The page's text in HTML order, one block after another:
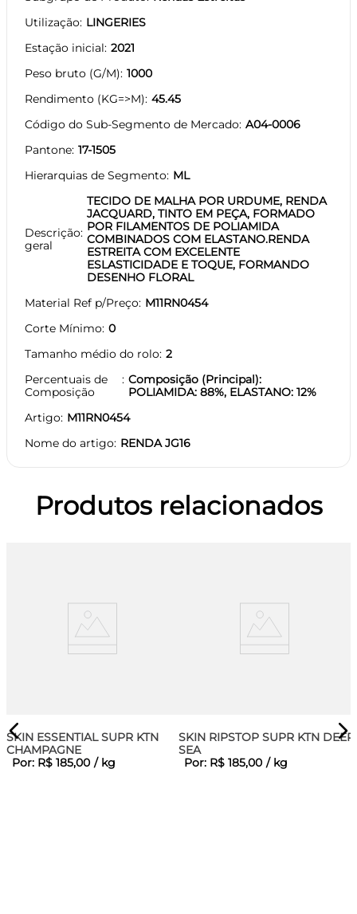
Utilização LINGERIES
Estação inicial 2021
Peso bruto (G/M) 1000
Rendimento (KG=>M) 45.45
Código do Sub-Segmento de Mercado A04-0006
Pantone 17-1505
Hierarquias de Segmento ML
Descrição
geral
TECIDO DE MALHA POR URDUME, RENDA
JACQUARD, TINTO EM PEÇA, FORMADO
POR FILAMENTOS DE POLIAMIDA
COMBINADOS COM ELASTANO.RENDA
ESTREITA COM EXCELENTE
ESLASTICIDADE E TOQUE, FORMANDO
DESENHO FLORAL
Material Ref p/Preço M11RN0454
Corte Mínimo 0
Tamanho médio do rolo 2
Percentuais de
Composição
Composição (Principal):
POLIAMIDA: 88%, ELASTANO: 12%
Artigo M11RN0454
Nome do artigo RENDA JG16
Produtos relacionados
SKIN ESSENTIAL SUPR KTN
CHAMPAGNE
Por: R$ 185,00 / kg
SKIN RIPSTOP SUPR KTN DEEP
SEA
Por: R$ 185,00 / kg